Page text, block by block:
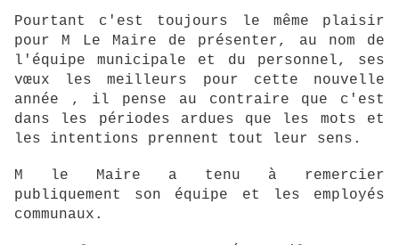
Pourtant c'est toujours le même plaisir
pour M Le Maire de présenter, au nom de
l'équipe municipale et du personnel, ses
vœux les meilleurs pour cette nouvelle
année , il pense au contraire que c'est
dans les périodes ardues que les mots et
les intentions prennent tout leur sens.
M le Maire a tenu à remercier
publiquement son équipe et les employés
communaux.